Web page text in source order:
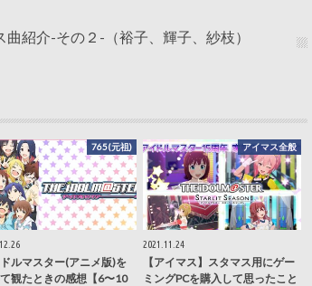
曲紹介-その２-（裕子、輝子、紗枝）
765(元祖)
ルマスター(アニメ版)を
観たときの感想【6〜10
アイマス全般
2021.11.24
【アイマス】スタマス用にゲー
ミングPCを購入して思ったこと